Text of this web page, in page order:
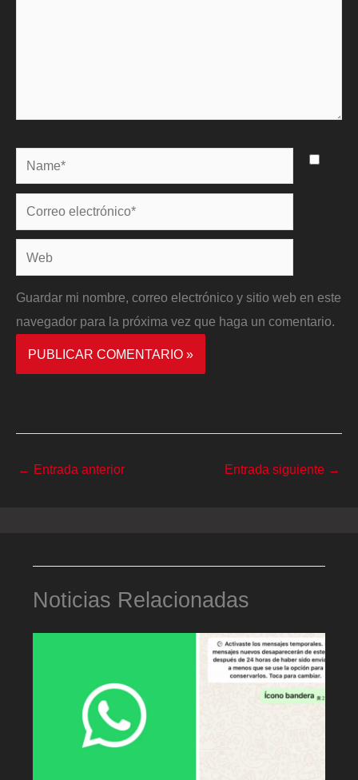
Name*
Correo
electrónico*
Web
Guardar mi nombre, correo electrónico y sitio web en este
navegador para la próxima vez que haga un comentario.
← Entrada anterior Entrada siguiente →
Noticias Relacionadas